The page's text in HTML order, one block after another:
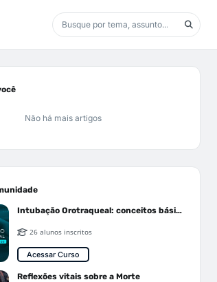
Não há mais artigos
Intubação Orotraqueal: conceitos básicos
26 alunos inscritos
Acessar Curso
Reflexões vitais sobre a Morte